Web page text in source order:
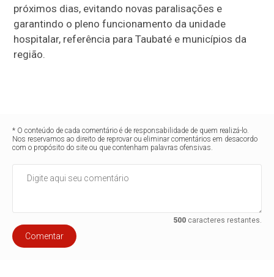
próximos dias, evitando novas paralisações e
garantindo o pleno funcionamento da unidade
hospitalar, referência para Taubaté e municípios da
região.
* O conteúdo de cada comentário é de responsabilidade de quem realizá-lo.
Nos reservamos ao direito de reprovar ou eliminar comentários em desacordo
com o propósito do site ou que contenham palavras ofensivas.
500caracteres restantes.
Comentar